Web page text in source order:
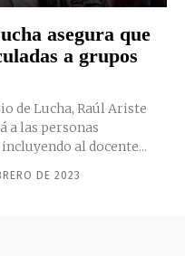
asegura que
a grupos
de Lucha, Raúl Ariste
a las personas
al docente...
DE 2023